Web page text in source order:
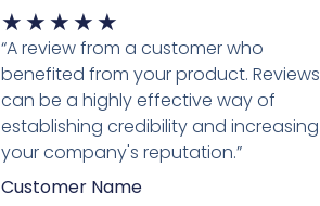
★ ★ ★ ★ ★
5
van
5
“A review from a customer who
benefited from your product. Reviews
can be a highly effective way of
establishing credibility and increasing
your company's reputation.”
Customer Name